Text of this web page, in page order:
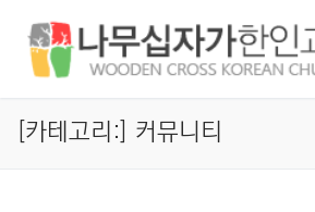
검색 :
[카테고리:] 커뮤니티